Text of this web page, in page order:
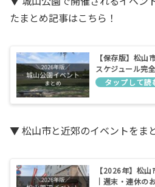
たまとめ記事はこちら！
【保存版】松山
スケジュール完
▼ 松山市と近郊のイベントをま
【2026年】松
｜週末・連休の